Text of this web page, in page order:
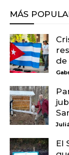
MÁS
de
El